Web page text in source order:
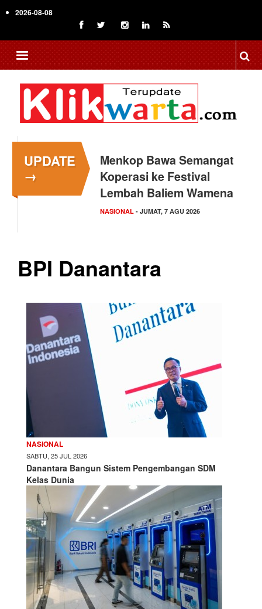
to
content
2026-08-08
UPDATE
→
Menkop Bawa Semangat
Koperasi ke Festival
Lembah Baliem Wamena
NASIONAL - JUMAT, 7 AGU 2026
Tingkatkan Daya Saing
Indonesia, BRIN Fokus
Kembangkan Teknologi…
NASIONAL - JUMAT, 7 AGU 2026
BPI Danantara
NASIONAL
SABTU, 25 JUL 2026
Danantara Bangun Sistem Pengembangan SDM
Kelas Dunia